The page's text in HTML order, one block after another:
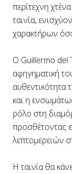
περίτεχνη
ταινία,
χαρακτήρων
Ο Guillermo del
αφηγηματική
αυθεντικότητα
και η
ρόλο στη
προσθέτοντας
λεπτομερειών
Η ταινία θα